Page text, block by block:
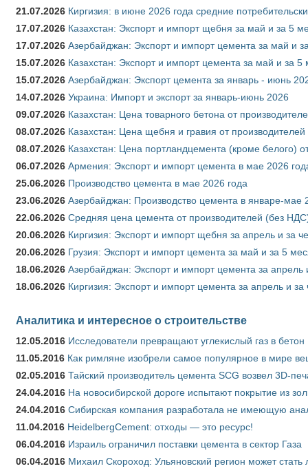
21.07.2026 Киргизия: в июне 2026 года средние
17.07.2026 Казахстан: Экспорт и импорт щебня за май и за 5
17.07.2026 Азербайджан: Экспорт и импорт цемента за май и
15.07.2026 Казахстан: Экспорт и импорт цемента за май и за
15.07.2026 Азербайджан: Экспорт цемента за январь - июнь
14.07.2026 Украина: Импорт и экспорт за январь-июнь 2026
09.07.2026 Казахстан: Цена товарного бетона от
08.07.2026 Казахстан: Цена щебня и гравия от
08.07.2026 Казахстан: Цена портландцемента (кроме белого)
06.07.2026 Армения: Экспорт и импорт цемента в мае 2026
25.06.2026 Производство цемента в мае 2026 года
23.06.2026 Азербайджан: Производство цемента в январе-мае
22.06.2026 Средняя цена цемента от производителей (без
20.06.2026 Киргизия: Экспорт и импорт щебня за апрель и за
20.06.2026 Грузия: Экспорт и импорт цемента за май и за 5
18.06.2026 Азербайджан: Экспорт и импорт цемента за
18.06.2026 Киргизия: Экспорт и импорт цемента за апрель и
Аналитика и интересное о строительстве
12.05.2016 Исследователи превращают углекислый газ в бетон
11.05.2016 Как римляне изобрели самое популярное в мире
02.05.2016 Тайский производитель цемента SCG возвел 3D-
24.04.2016 На новосибирской дороге испытают покрытие из
24.04.2016 Сибирская компания разработала не имеющую
11.04.2016 HeidelbergCement: отходы — это ресурс!
06.04.2016 Израиль ограничил поставки цемента в сектор Газа
06.04.2016 Михаил Скороход: Ульяновский регион может